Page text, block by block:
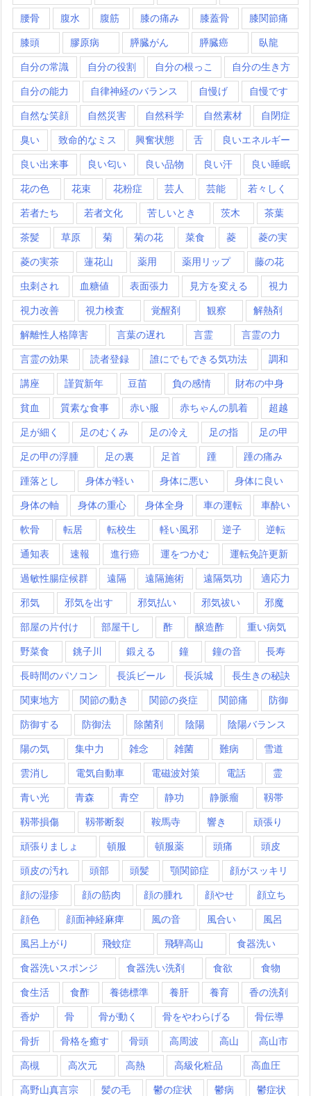
腰骨 腹水 腹筋 膝の痛み 膝蓋骨 膝関節痛
膝頭 膠原病 膵臓がん 膵臓癌 臥龍
自分の常識 自分の役割 自分の根っこ 自分の生き方
自分の能力 自律神経のバランス 自慢げ 自慢です
自然な笑顔 自然災害 自然科学 自然素材 自閉症
臭い 致命的なミス 興奮状態 舌 良いエネルギー
良い出来事 良い匂い 良い品物 良い汗 良い睡眠
花の色 花束 花粉症 芸人 芸能 若々しく
若者たち 若者文化 苦しいとき 茨木 茶葉
茶髪 草原 菊 菊の花 菜食 菱 菱の実
菱の実茶 蓮花山 薬用 薬用リップ 藤の花
虫刺され 血糖値 表面張力 見方を変える 視力
視力改善 視力検査 覚醒剤 観察 解熱剤
解離性人格障害 言葉の遅れ 言霊 言霊の力
言霊の効果 読者登録 誰にでもできる気功法 調和
講座 謹賀新年 豆苗 負の感情 財布の中身
貧血 質素な食事 赤い服 赤ちゃんの肌着 超越
足が細く 足のむくみ 足の冷え 足の指 足の甲
足の甲の浮腫 足の裏 足首 踵 踵の痛み
踵落とし 身体が軽い 身体に悪い 身体に良い
身体の軸 身体の重心 身体全身 車の運転 車酔い
軟骨 転居 転校生 軽い風邪 逆子 逆転
通知表 速報 進行癌 運をつかむ 運転免許更新
過敏性腸症候群 遠隔 遠隔施術 遠隔気功 適応力
邪気 邪気を出す 邪気払い 邪気祓い 邪魔
部屋の片付け 部屋干し 酢 醸造酢 重い病気
野菜食 銚子川 鍛える 鐘 鐘の音 長寿
長時間のパソコン 長浜ビール 長浜城 長生きの秘訣
関東地方 関節の動き 関節の炎症 関節痛 防御
防御する 防御法 除菌剤 陰陽 陰陽バランス
陽の気 集中力 雑念 雑菌 難病 雪道
雲消し 電気自動車 電磁波対策 電話 霊
青い光 青森 青空 静功 静脈瘤 靱帯
靱帯損傷 靱帯断裂 鞍馬寺 響き 頑張り
頑張りましょ 頓服 頓服薬 頭痛 頭皮
頭皮の汚れ 頭部 頭髪 顎関節症 顔がスッキリ
顔の湿疹 顔の筋肉 顔の腫れ 顔やせ 顔立ち
顔色 顔面神経麻痺 風の音 風合い 風呂
風呂上がり 飛蚊症 飛騨高山 食器洗い
食器洗いスポンジ 食器洗い洗剤 食欲 食物
食生活 食酢 養徳標準 養肝 養育 香の洗剤
香炉 骨 骨が動く 骨をやわらげる 骨伝導
骨折 骨格を癒す 骨頭 高周波 高山 高山市
高槻 高次元 高熱 高級化粧品 高血圧
高野山真言宗 髪の毛 鬱の症状 鬱病 鬱症状